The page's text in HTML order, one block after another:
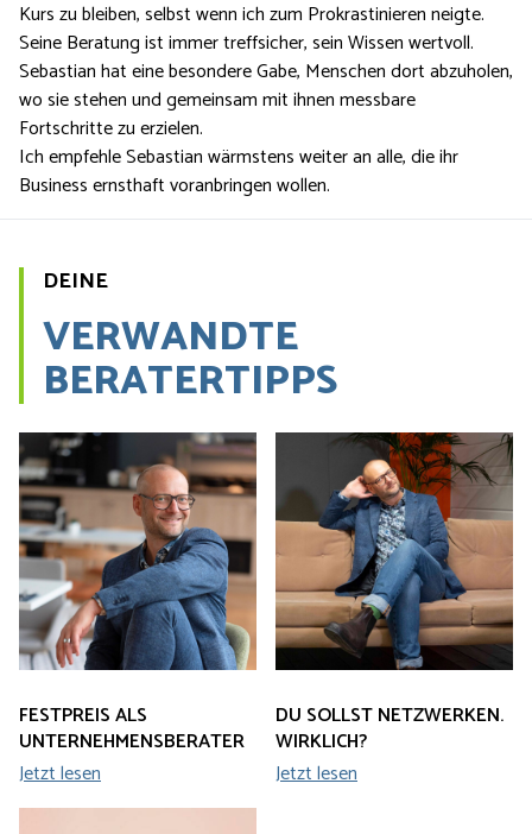
Kurs zu bleiben, selbst wenn ich zum Prokrastinieren neigte.
Seine Beratung ist immer treffsicher, sein Wissen wertvoll.
Sebastian hat eine besondere Gabe, Menschen dort abzuholen,
wo sie stehen und gemeinsam mit ihnen messbare
Fortschritte zu erzielen.
Ich empfehle Sebastian wärmstens weiter an alle, die ihr
Business ernsthaft voranbringen wollen.
DEINE
VERWANDTE
BERATERTIPPS
FESTPREIS ALS
UNTERNEHMENSBERATER
Jetzt lesen
DU SOLLST NETZWERKEN.
WIRKLICH?
Jetzt lesen